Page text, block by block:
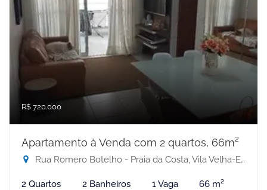
R$ 720.000
Apartamento à Venda com 2 quartos, 66m²
Rua Romero Botelho - Praia da Costa, Vila Velha-ES
2 Quartos 2 Banheiros 1 Vaga 66 m²